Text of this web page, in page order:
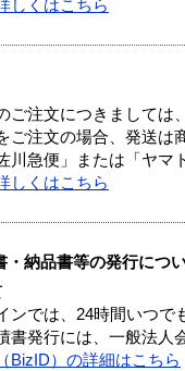
しくはこちら
ご注文につきましては
ご注文の場合、発送は
川急便」または「ヤマ
しくはこちら
・納品書等の発行につ
ンでは、24時間いつで
発行には、一般法人
BizID）の詳細はこちら